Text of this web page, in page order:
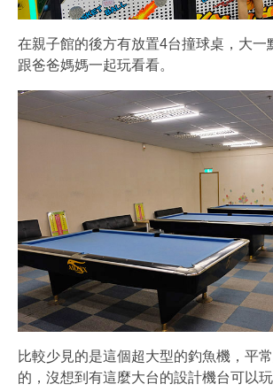
在親子館的後方有放置4台撞球桌，大一
跟爸爸媽媽一起玩看看。
比較少見的是這個超大型的釣魚機，平
的，沒想到有這麼大台的設計機台可以玩